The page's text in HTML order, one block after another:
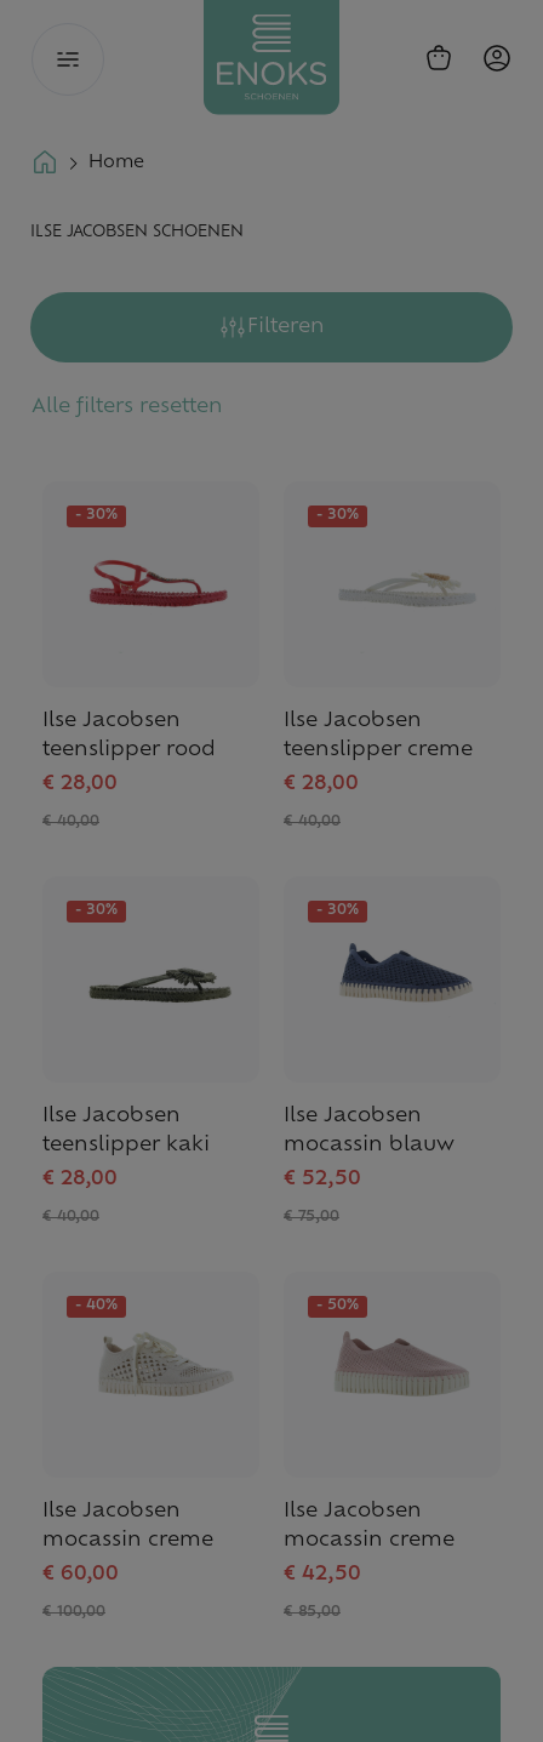
Toggle
Home
ILSE JACOBSEN SCHOENEN
Filteren
Alle filters resetten
- 30%
Ilse Jacobsen
teenslipper rood
€ 28,00
€ 40,00
- 30%
Ilse Jacobsen
teenslipper creme
€ 28,00
€ 40,00
- 30%
Ilse Jacobsen
teenslipper kaki
€ 28,00
€ 40,00
- 30%
Ilse Jacobsen
mocassin blauw
€ 52,50
€ 75,00
- 40%
Ilse Jacobsen
mocassin creme
€ 60,00
€ 100,00
- 50%
Ilse Jacobsen
mocassin creme
€ 42,50
€ 85,00